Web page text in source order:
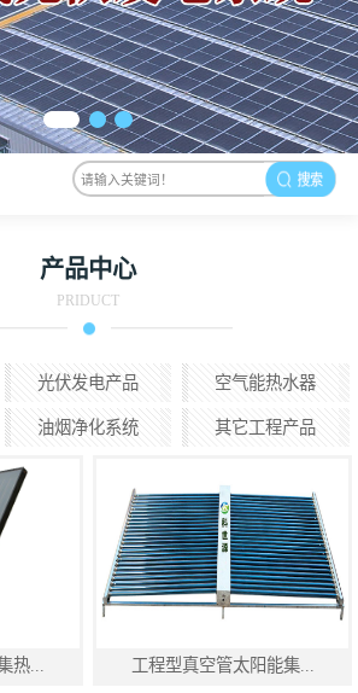
产品中心
PRIDUCT
光伏发电产品 空气能热水器
油烟净化系统 其它工程产品
热... 工程型真空管太阳能集...